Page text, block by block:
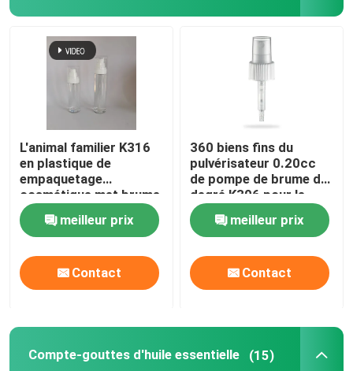
L'animal familier K316
en plastique de
empaquetage
cosmétique met brume
en bouteille fine vide
100ml 125ml de
protection solaire la
petite
meilleur prix
Contact
360 biens fins du
pulvérisateur 0.20cc
de pompe de brume du
degré K306 pour le
parfum
meilleur prix
Contact
Compte-gouttes d'huile essentielle (15)